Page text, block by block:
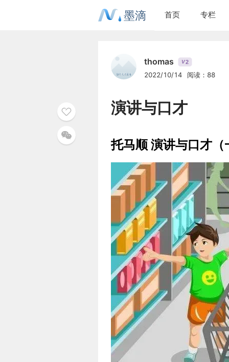
墨滴 首页 专栏
thomas V2
2022/10/14 阅读：88
演讲与口才
托马顺 演讲与口才（